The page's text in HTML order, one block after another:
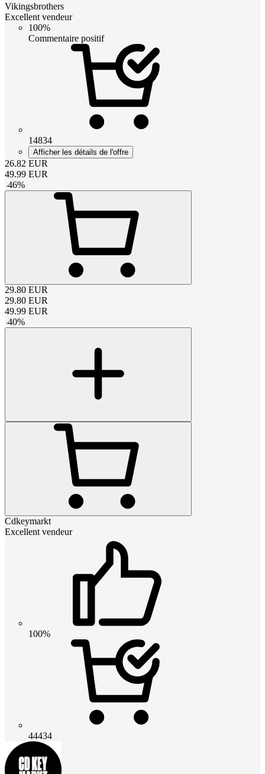
Vikingsbrothers
Excellent vendeur
100%
Commentaire positif
14834
Afficher les détails de l'offre
26.82 EUR
49.99 EUR
-46%
29.80 EUR
29.80 EUR
49.99 EUR
-40%
Cdkeymarkt
Excellent vendeur
100%
44434